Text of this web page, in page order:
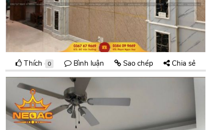
Thích 0 Bình luận Sao chép Chia sẻ